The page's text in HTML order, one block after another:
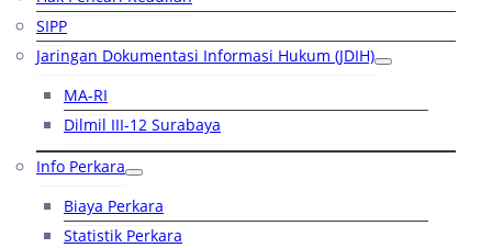
SIPP
Jaringan Dokumentasi Informasi Hukum (JDIH)
MA-RI
Dilmil III-12 Surabaya
Info Perkara
Biaya Perkara
Statistik Perkara